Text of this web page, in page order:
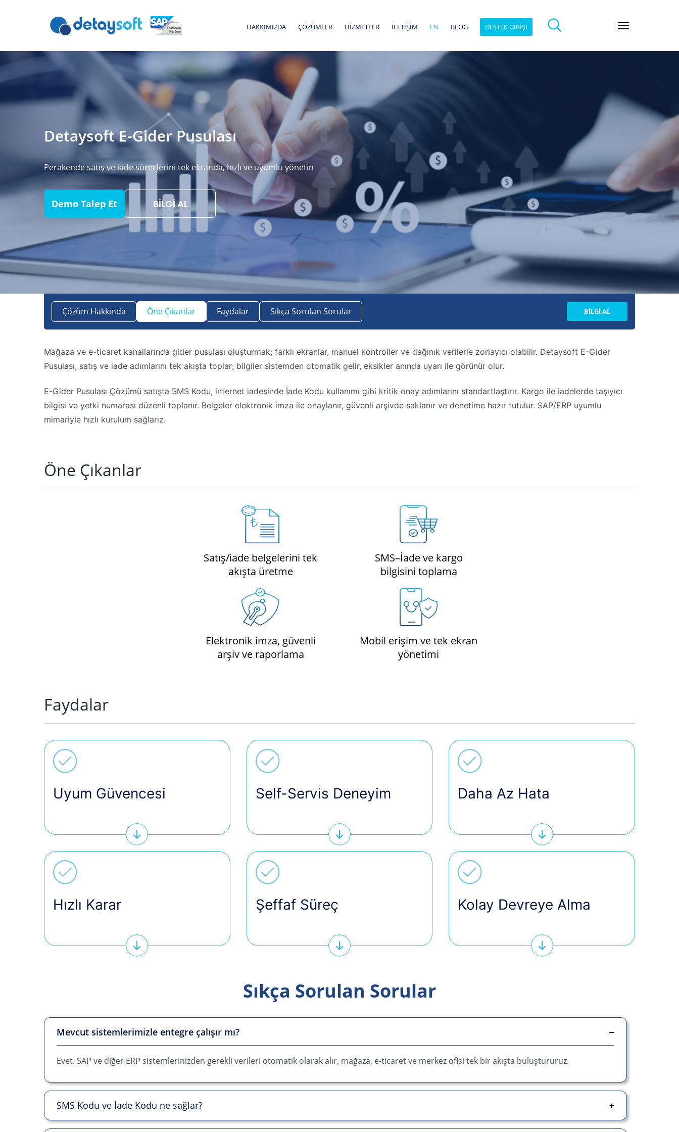
HAKKIMIZDA ÇÖZÜMLER HİZMETLER İLETİŞİM EN BLOG DESTEK GİRİŞİ
Detaysoft E-Gider Pusulası
Perakende satış ve iade süreçlerini tek ekranda, hızlı ve uyumlu yönetin
Demo Talep Et BİLGİ AL
Çözüm Hakkında Öne Çıkanlar Faydalar Sıkça Sorulan Sorular BİLGİ AL
Mağaza ve e-ticaret kanallarında gider pusulası oluşturmak; farklı ekranlar, manuel kontroller ve dağınık verilerle zorlayıcı olabilir. Detaysoft E-Gider
Pusulası, satış ve iade adımlarını tek akışta toplar; bilgiler sistemden otomatik gelir, eksikler anında uyarı ile görünür olur.
E-Gider Pusulası Çözümü satışta SMS Kodu, internet iadesinde İade Kodu kullanımı gibi kritik onay adımlarını standartlaştırır. Kargo ile iadelerde taşıyıcı
bilgisi ve yetki numarası düzenli toplanır. Belgeler elektronik imza ile onaylanır, güvenli arşivde saklanır ve denetime hazır tutulur. SAP/ERP uyumlu
mimariyle hızlı kurulum sağlarız.
Öne Çıkanlar
Satış/iade belgelerini tek
akışta üretme
SMS–İade ve kargo
bilgisini toplama
Elektronik imza, güvenli
arşiv ve raporlama
Mobil erişim ve tek ekran
yönetimi
Faydalar
Uyum Güvencesi Self-Servis Deneyim Daha Az Hata
Hızlı Karar Şeffaf Süreç Kolay Devreye Alma
Sıkça Sorulan Sorular
Mevcut sistemlerimizle entegre çalışır mı?
Evet. SAP ve diğer ERP sistemlerinizden gerekli verileri otomatik olarak alır, mağaza, e-ticaret ve merkez ofisi tek bir akışta buluştururuz.
SMS Kodu ve İade Kodu ne sağlar?